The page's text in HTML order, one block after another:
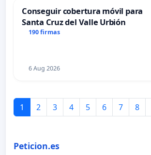
Conseguir cobertura móvil para
Santa Cruz del Valle Urbión
190 firmas
6 Aug 2026
1 2 3 4 5 6 7 8
Peticion.es